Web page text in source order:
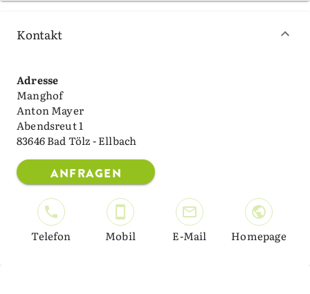
Kontakt
Adresse
Manghof
Anton Mayer
Abendsreut 1
83646 Bad Tölz - Ellbach
ANFRAGEN
Telefon Mobil E-Mail Homepage